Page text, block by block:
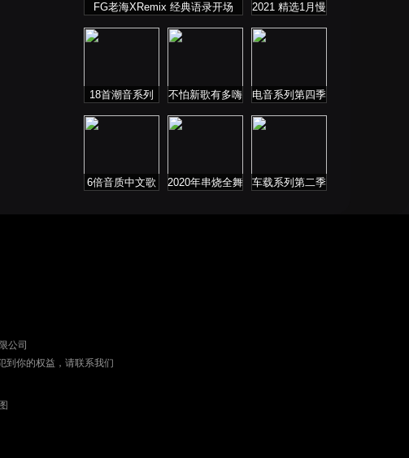
FG老海XRemix 经典语录开场
2021 精选1月慢
18首潮音系列
不怕新歌有多嗨
电音系列第四季
6倍音质中文歌
2020年串烧全舞
车载系列第二季
公司
到你的权益，请联系我们